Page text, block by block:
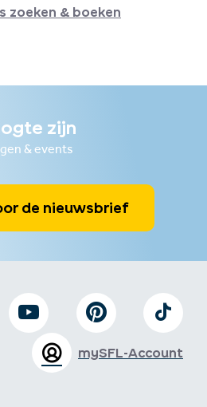
zoeken & boeken
zijn
& events
de nieuwsbrief
mySFL-Account